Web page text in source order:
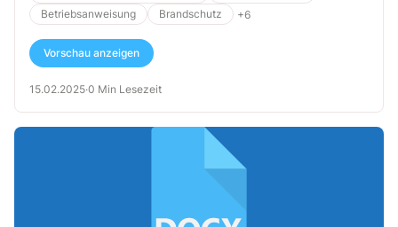
Betriebsanweisung
Brandschutz +6
Vorschau anzeigen
15.02.2025·0 Min Lesezeit